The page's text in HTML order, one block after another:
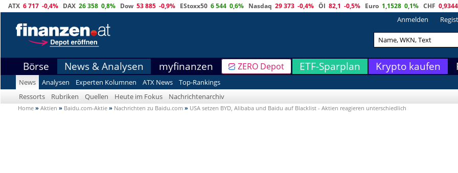
ATX 6 717 -0,4% DAX 26 358 0,8% Dow 53 885 -0,9% EStoxx50 6 544 0,6% Nasdaq 29 373 -0,4% Öl 82,1 -0,5% Euro 1,1528 0,1% CHF 0,9344
Anmelden
Börse News & Analysen myfinanzen ZERO Depot ETF-Sparplan Krypto kaufen
News Analysen Experten Kolumnen ATX News
Top-Rankings
Ressorts
Rubriken Quellen Heute im Fokus Nachrichtenarchiv
Home » Aktien » Baidu.com-Aktie » Nachrichten zu Baidu.com » USA setzen BYD, Alibaba und Baidu auf Blacklist - Aktien reagieren unterschiedlich